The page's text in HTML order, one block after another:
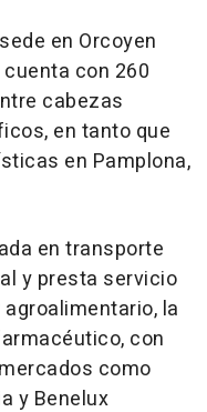
en Orcoyen
con 260
cabezas
en tanto que
en Pamplona,
en transporte
y presta servicio
la
con
como
y Benelux